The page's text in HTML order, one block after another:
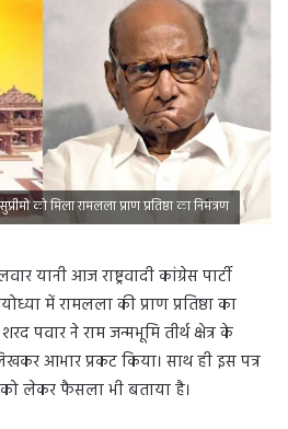
को मिला रामलला प्राण प्रतिष्ठा का निमंत्रण
यानी आज राष्ट्रवादी कांग्रेस पार्टी
में रामलला की प्राण प्रतिष्ठा का
पवार ने राम जन्मभूमि तीर्थ क्षेत्र के
आभार प्रकट किया। साथ ही इस पत्र
को लेकर फैसला भी बताया है।